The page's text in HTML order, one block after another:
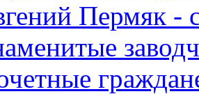
Пермяк -